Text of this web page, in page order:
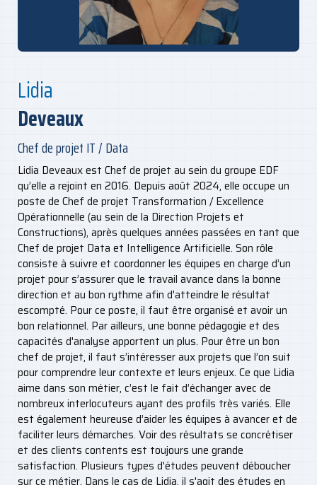
Lidia
Deveaux
Chef de projet IT / Data
Lidia Deveaux est Chef de projet au sein du groupe EDF
qu’elle a rejoint en 2016. Depuis août 2024, elle occupe un
poste de Chef de projet Transformation / Excellence
Opérationnelle (au sein de la Direction Projets et
Constructions), après quelques années passées en tant que
Chef de projet Data et Intelligence Artificielle. Son rôle
consiste à suivre et coordonner les équipes en charge d’un
projet pour s’assurer que le travail avance dans la bonne
direction et au bon rythme afin d'atteindre le résultat
escompté. Pour ce poste, il faut être organisé et avoir un
bon relationnel. Par ailleurs, une bonne pédagogie et des
capacités d'analyse apportent un plus. Pour être un bon
chef de projet, il faut s’intéresser aux projets que l’on suit
pour comprendre leur contexte et leurs enjeux. Ce que Lidia
aime dans son métier, c’est le fait d’échanger avec de
nombreux interlocuteurs ayant des profils très variés. Elle
est également heureuse d’aider les équipes à avancer et de
faciliter leurs démarches. Voir des résultats se concrétiser
et des clients contents est toujours une grande
satisfaction. Plusieurs types d'études peuvent déboucher
sur ce métier. Dans le cas de Lidia, il s'agit des études en